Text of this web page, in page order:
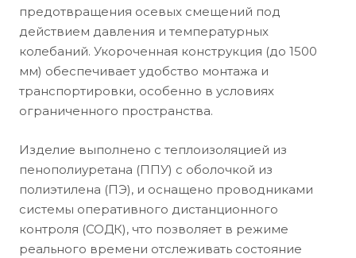
предотвращения осевых смещений под
действием давления и температурных
колебаний. Укороченная конструкция (до 1500
мм) обеспечивает удобство монтажа и
транспортировки, особенно в условиях
ограниченного пространства.
Изделие выполнено с теплоизоляцией из
пенополиуретана (ППУ) с оболочкой из
полиэтилена (ПЭ), и оснащено проводниками
системы оперативного дистанционного
контроля (СОДК), что позволяет в режиме
реального времени отслеживать состояние